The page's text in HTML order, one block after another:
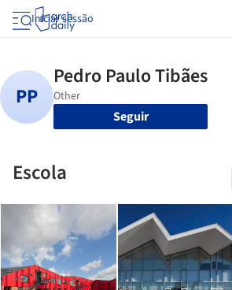
Iniciar sessão
Seguir
Escola